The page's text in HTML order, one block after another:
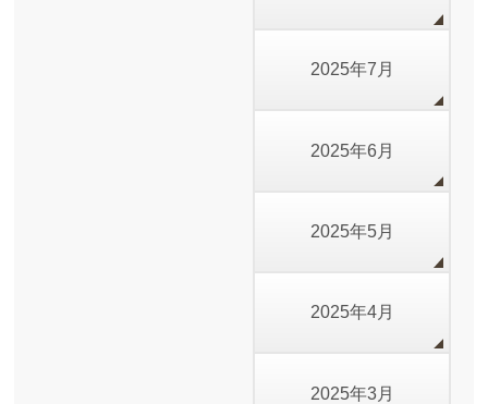
2025年7月
2025年6月
2025年5月
2025年4月
2025年3月